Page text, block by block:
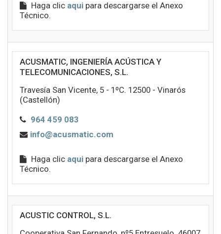
Haga clic aqui para descargarse el Anexo
Técnico.
ACUSMATIC, INGENIERÍA ACÚSTICA Y
TELECOMUNICACIONES, S.L.
Travesía San Vicente, 5 - 1ºC. 12500 - Vinarós
(Castellón)
964 459 083
info@acusmatic.com
Haga clic aqui para descargarse el Anexo
Técnico.
ACUSTIC CONTROL, S.L.